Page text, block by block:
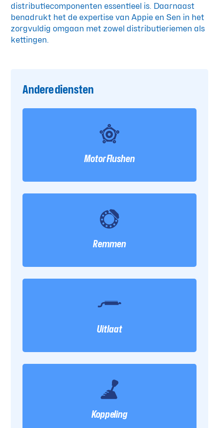
Andere diensten
Motor Flushen
Remmen
Uitlaat
Koppeling
distributiecomponenten essentieel is. Daarnaast
benadrukt het de expertise van Appie en Sen in het
zorgvuldig omgaan met zowel distributieriemen als
kettingen.